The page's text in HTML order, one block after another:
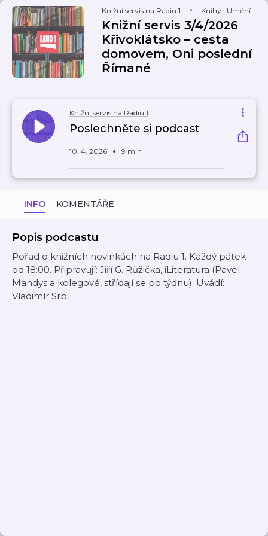
Knižní servis na Radiu 1 Knihy, Umění
Knižní servis 3/4/2026
Křivoklátsko – cesta
domovem, Oni poslední
Římané
Knižní servis na Radiu 1
Poslechněte si podcast
10. 4. 2026 9 min
INFO KOMENTÁŘE
Popis podcastu
Pořad o knižních novinkách na Radiu 1. Každý pátek
od 18:00. Připravují: Jiří G. Růžička, iLiteratura (Pavel
Mandys a kolegové, střídají se po týdnu). Uvádí:
Vladimír Srb